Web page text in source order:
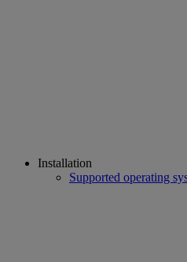
Installation
Supported operating